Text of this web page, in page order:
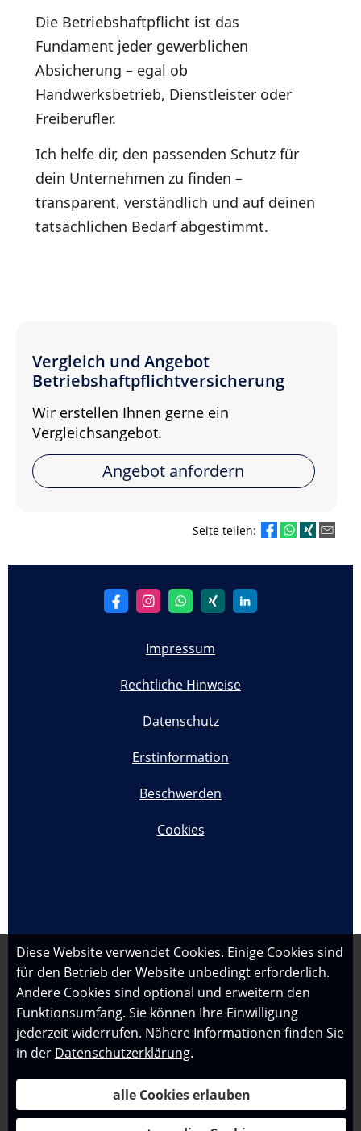
Die Betriebshaftpflicht ist das
Fundament jeder gewerblichen
Absicherung – egal ob
Handwerksbetrieb, Dienstleister oder
Freiberufler.
Ich helfe dir, den passenden Schutz für
dein Unternehmen zu finden –
transparent, verständlich und auf deinen
tatsächlichen Bedarf abgestimmt.
Vergleich und Angebot
Betriebshaftpflichtversicherung
Wir erstellen Ihnen gerne ein
Vergleichsangebot.
Angebot anfordern
Seite teilen:
Impressum
Rechtliche Hinweise
Datenschutz
Erstinformation
Beschwerden
Cookies
Diese Website verwendet Cookies. Einige Cookies sind
für den Betrieb der Website unbedingt erforderlich.
Andere Cookies sind optional und erweitern den
Funktionsumfang. Sie können Ihre Einwilligung
jederzeit widerrufen. Nähere Informationen finden Sie
in der Datenschutzerklärung.
alle Cookies erlauben